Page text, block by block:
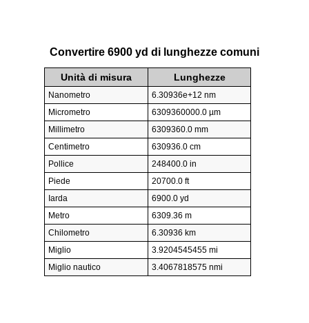
Convertire 6900 yd di lunghezze comuni
Unità di misura Lunghezze
Nanometro
6.30936e+12 nm
Micrometro
6309360000.0 µm
Millimetro
6309360.0 mm
Centimetro
630936.0 cm
Pollice
248400.0 in
Piede
20700.0 ft
Iarda
6900.0 yd
Metro
6309.36 m
Chilometro
6.30936 km
Miglio
3.9204545455 mi
Miglio nautico
3.4067818575 nmi